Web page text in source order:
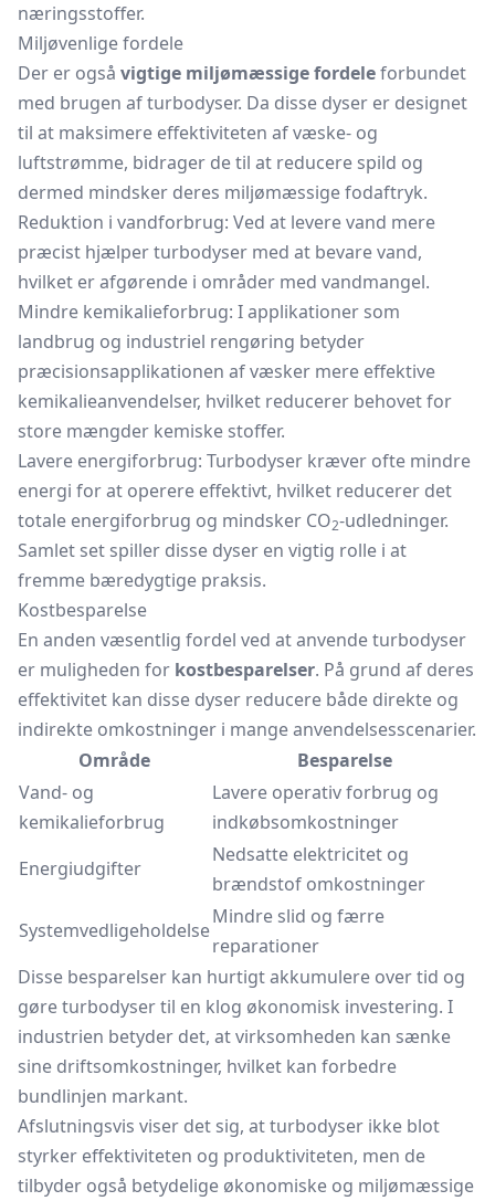
næringsstoffer.
Miljøvenlige fordele
Der er også vigtige miljømæssige fordeleforbundet
med brugen af turbodyser. Da disse dyser er designet
til at maksimere effektiviteten af væske- og
luftstrømme, bidrager de til at reducere spild og
dermed mindsker deres miljømæssige fodaftryk.
Reduktion i vandforbrug: Ved at levere vand mere
præcist hjælper turbodyser med at bevare vand,
hvilket er afgørende i områder med vandmangel.
Mindre kemikalieforbrug: I applikationer som
landbrug og industriel rengøring betyder
præcisionsapplikationen af væsker mere effektive
kemikalieanvendelser, hvilket reducerer behovet for
store mængder kemiske stoffer.
Lavere energiforbrug: Turbodyser kræver ofte mindre
energi for at operere effektivt, hvilket reducerer det
totale energiforbrug og mindsker CO2-udledninger.
Samlet set spiller disse dyser en vigtig rolle i at
fremme bæredygtige praksis.
Kostbesparelse
En anden væsentlig fordel ved at anvende turbodyser
er muligheden for kostbesparelser. På grund af deres
effektivitet kan disse dyser reducere både direkte og
indirekte omkostninger i mange anvendelsesscenarier.
Område
Besparelse
Vand- og
kemikalieforbrug
Lavere operativ forbrug og
indkøbsomkostninger
Energiudgifter
Nedsatte elektricitet og
brændstof omkostninger
Systemvedligeholdelse
Mindre slid og færre
reparationer
Disse besparelser kan hurtigt akkumulere over tid og
gøre turbodyser til en klog økonomisk investering. I
industrien betyder det, at virksomheden kan sænke
sine driftsomkostninger, hvilket kan forbedre
bundlinjen markant.
Afslutningsvis viser det sig, at turbodyser ikke blot
styrker effektiviteten og produktiviteten, men de
tilbyder også betydelige økonomiske og miljømæssige